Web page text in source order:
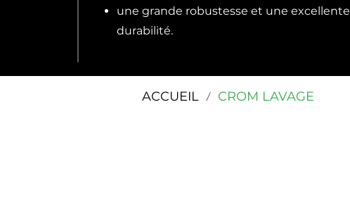
une grande robustesse et une excellente
durabilité.
ACCUEIL / CROM LAVAGE